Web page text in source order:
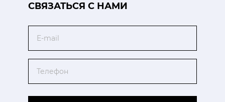
CВЯЗАТЬСЯ С НАМИ